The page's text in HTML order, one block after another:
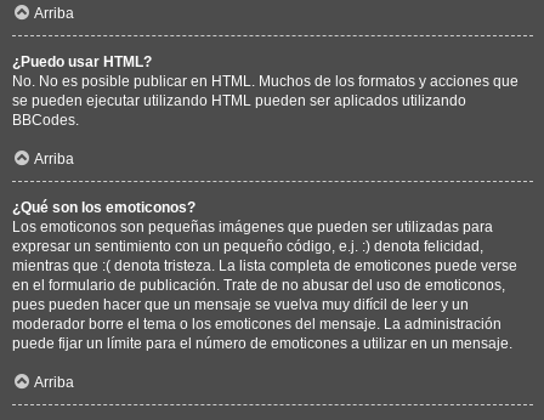
Arriba
¿Puedo usar HTML?
No. No es posible publicar en HTML. Muchos de los formatos y acciones que
se pueden ejecutar utilizando HTML pueden ser aplicados utilizando
BBCodes.
Arriba
¿Qué son los emoticonos?
Los emoticonos son pequeñas imágenes que pueden ser utilizadas para
expresar un sentimiento con un pequeño código, e.j. :) denota felicidad,
mientras que :( denota tristeza. La lista completa de emoticones puede verse
en el formulario de publicación. Trate de no abusar del uso de emoticonos,
pues pueden hacer que un mensaje se vuelva muy difícil de leer y un
moderador borre el tema o los emoticones del mensaje. La administración
puede fijar un límite para el número de emoticones a utilizar en un mensaje.
Arriba